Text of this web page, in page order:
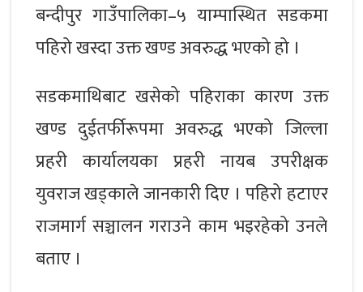
बन्दीपुर गाउँपालिका–५ याम्पास्थित सडकमा
पहिरो खस्दा उक्त खण्ड अवरुद्ध भएको हो ।
सडकमाथिबाट खसेको पहिराका कारण उक्त
खण्ड दुईतर्फीरूपमा अवरुद्ध भएको जिल्ला
प्रहरी कार्यालयका प्रहरी नायब उपरीक्षक
युवराज खड्काले जानकारी दिए । पहिरो हटाएर
राजमार्ग सञ्चालन गराउने काम भइरहेको उनले
बताए ।